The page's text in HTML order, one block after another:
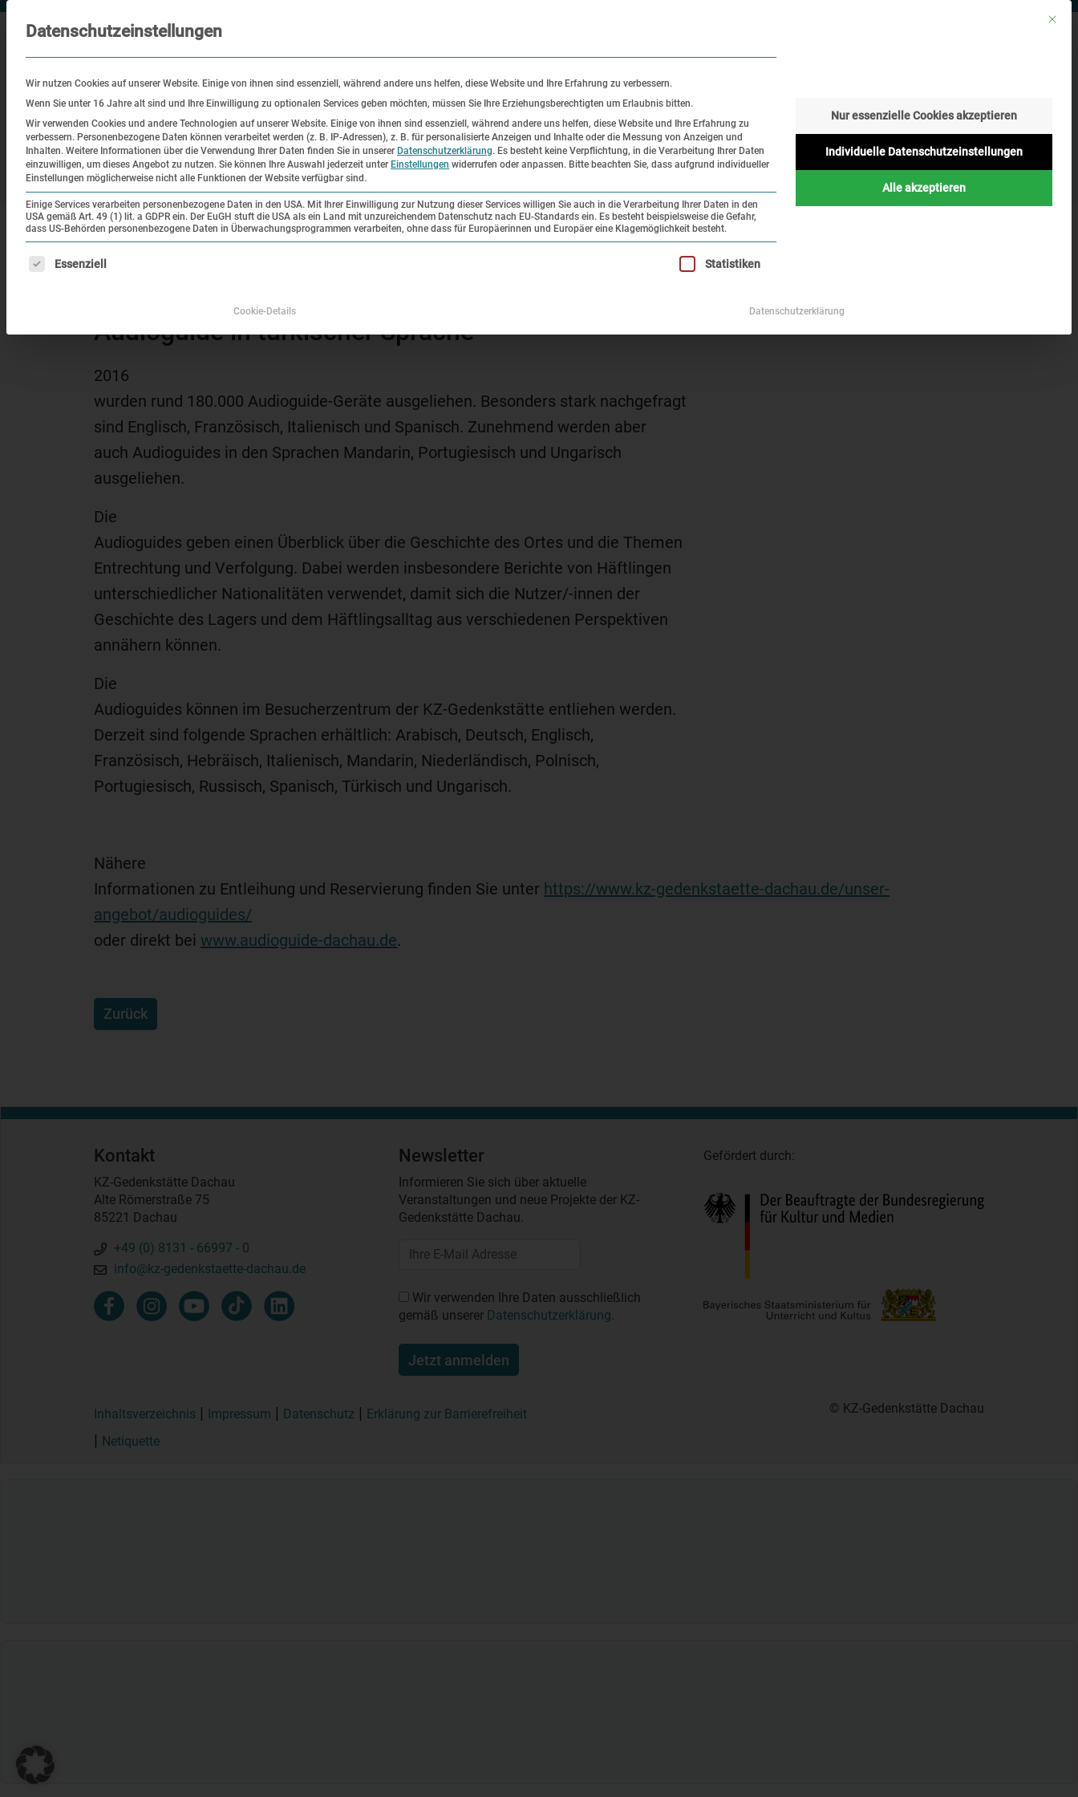
Besuch Bildung
Historischer
Ort
Ausstellungen
Forschung und
Sammlung
Geschichte
Online
Aktuelles
Startseite | Audioguide in türkischer Sprache
Audioguide in türkischer Sprache
2016
wurden rund 180.000 Audioguide-Geräte ausgeliehen. Besonders stark nachgefragt
sind Englisch, Französisch, Italienisch und Spanisch. Zunehmend werden aber
auch Audioguides in den Sprachen Mandarin, Portugiesisch und Ungarisch
ausgeliehen.
Die
Audioguides geben einen Überblick über die Geschichte des Ortes und die Themen
Entrechtung und Verfolgung. Dabei werden insbesondere Berichte von Häftlingen
unterschiedlicher Nationalitäten verwendet, damit sich die Nutzer/-innen der
Geschichte des Lagers und dem Häftlingsalltag aus verschiedenen Perspektiven
annähern können.
Die
Audioguides können im Besucherzentrum der KZ-Gedenkstätte entliehen werden.
Derzeit sind folgende Sprachen erhältlich: Arabisch, Deutsch, Englisch,
Französisch, Hebräisch, Italienisch, Mandarin, Niederländisch, Polnisch,
Portugiesisch, Russisch, Spanisch, Türkisch und Ungarisch.
Nähere
Informationen zu Entleihung und Reservierung finden Sie unter https://www.kz-gedenkstaette-dachau.de/unser-
angebot/audioguides/
oder direkt bei www.audioguide-dachau.de.
Zurück
Kontakt
KZ-Gedenkstätte Dachau
Alte Römerstraße 75
85221 Dachau
+49 (0) 8131 - 66997 - 0
info@kz-gedenkstaette-dachau.de
Newsletter
Informieren Sie sich über aktuelle
Veranstaltungen und neue Projekte der KZ-
Gedenkstätte Dachau.
Wir verwenden Ihre Daten ausschließlich
gemäß unserer Datenschutzerklärung.
Jetzt anmelden
Gefördert durch:
Inhaltsverzeichnis Impressum Datenschutz
Erklärung zur Barrierefreiheit
Netiquette
© KZ-Gedenkstätte Dachau
Mit
Datenschutzeinstellungen
Wir nutzen Cookies auf unserer Website. Einige von ihnen sind essenziell, während andere uns helfen, diese Website und Ihre Erfahrung zu verbessern.
Wenn Sie unter 16 Jahre alt sind und Ihre Einwilligung zu optionalen Services geben möchten, müssen Sie Ihre Erziehungsberechtigten um Erlaubnis bitten.
Wir verwenden Cookies und andere Technologien auf unserer Website. Einige von ihnen sind essenziell, während andere uns helfen, diese Website und Ihre Erfahrung zu
verbessern. Personenbezogene Daten können verarbeitet werden (z. B. IP-Adressen), z. B. für personalisierte Anzeigen und Inhalte oder die Messung von Anzeigen und
Inhalten. Weitere Informationen über die Verwendung Ihrer Daten finden Sie in unserer Datenschutzerklärung. Es besteht keine Verpflichtung, in die Verarbeitung Ihrer Daten
einzuwilligen, um dieses Angebot zu nutzen. Sie können Ihre Auswahl jederzeit unter Einstellungen widerrufen oder anpassen. Bitte beachten Sie, dass aufgrund individueller
Einstellungen möglicherweise nicht alle Funktionen der Website verfügbar sind.
Einige Services verarbeiten personenbezogene Daten in den USA. Mit Ihrer Einwilligung zur Nutzung dieser Services willigen Sie auch in die Verarbeitung Ihrer Daten in den
USA gemäß Art. 49 (1) lit. a GDPR ein. Der EuGH stuft die USA als ein Land mit unzureichendem Datenschutz nach EU-Standards ein. Es besteht beispielsweise die Gefahr,
dass US-Behörden personenbezogene Daten in Überwachungsprogrammen verarbeiten, ohne dass für Europäerinnen und Europäer eine Klagemöglichkeit besteht.
Es folgt eine Liste der Service-Gruppen, für die eine Einwilligung erteilt werden kann. Die erste Service-Gruppe ist essenziell und kann nicht abgewählt werden.
Essenziell Statistiken
Nur essenzielle Cookies akzeptieren
Individuelle Datenschutzeinstellungen
Alle akzeptieren
Cookie-Details Datenschutzerklärung